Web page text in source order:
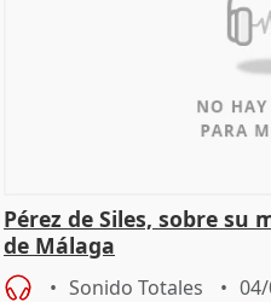
Pérez de Siles, sobre
de Málaga
Sonido Totales